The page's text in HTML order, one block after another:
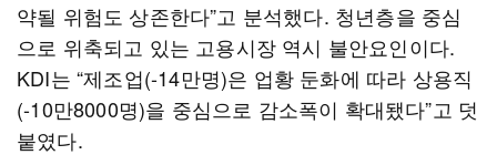
약될 위험도 상존한다”고 분석했다. 청년층을 중심
으로 위축되고 있는 고용시장 역시 불안요인이다.
KDI는 “제조업(-14만명)은 업황 둔화에 따라 상용직
(-10만8000명)을 중심으로 감소폭이 확대됐다”고 덧
붙였다.